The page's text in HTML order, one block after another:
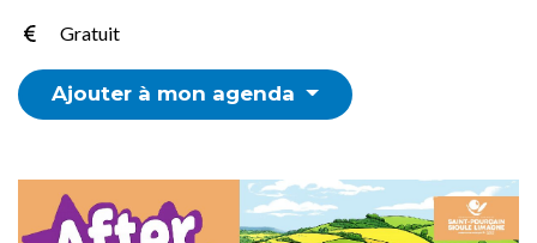
Infos utiles
Gratuit
Ajouter à mon agenda